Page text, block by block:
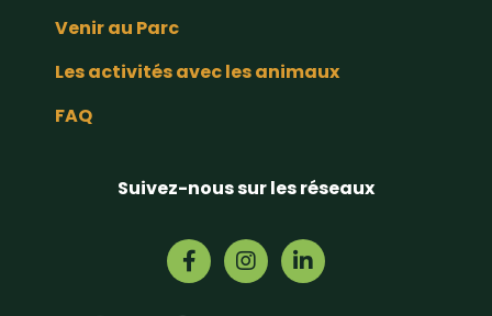
Venir au Parc
Les activités avec les animaux
FAQ
Suivez-nous sur les réseaux